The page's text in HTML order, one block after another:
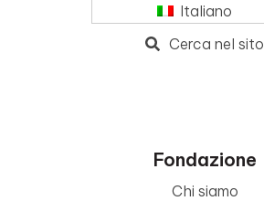
Italiano
Cerca nel sito
Fondazione
Chi siamo